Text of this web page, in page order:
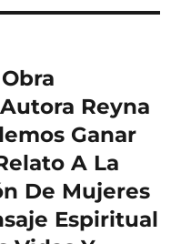
Reyna
Ganar
A La
De Mujeres
Espiritual